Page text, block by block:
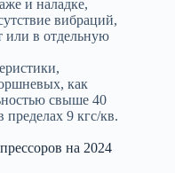
и наладке,
вибраций,
или в отдельную
как
свыше 40
9 кгс/кв.
на 2024